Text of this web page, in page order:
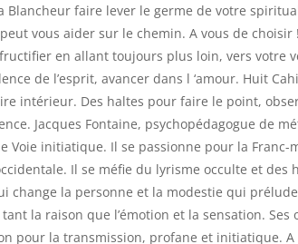
Blancheur faire lever le germe de votre
vous aider sur le chemin. A vous de choisir
en allant toujours plus loin, vers votre
de l’esprit, avancer dans l ‘amour. Huit
intérieur. Des haltes pour faire le point,
Jacques Fontaine, psychopédagogue de
Voie initiatique. Il se passionne pour la Franc-
Il se méfie du lyrisme occulte et
change la personne et la modestie qui
la raison que l’émotion et la sensation.
pour la transmission, profane et initiatique. A